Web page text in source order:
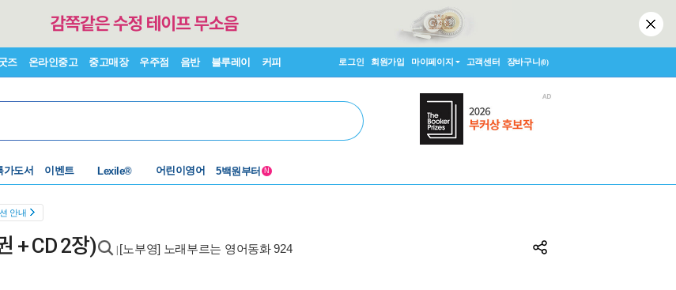
즈 온라인중고 중고매장 우주점 음반 블루레이 커피 로그인 회원가입 마이페이지 고객센터 장바구니(0)
가도서 이벤트
Lexile®
어린이영어
5백원부터 N
안내
+ CD 2장) [노부영] 노래부르는 영어동화 924